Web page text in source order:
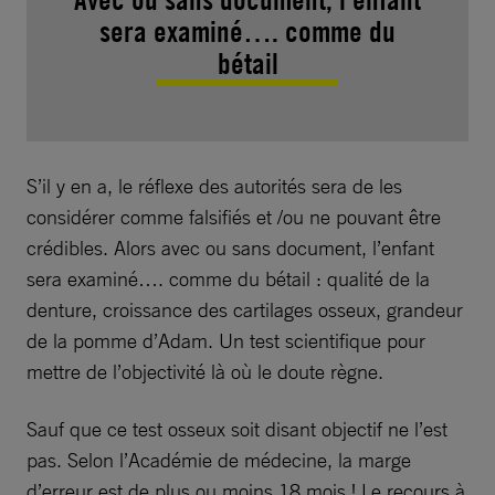
sera examiné…. comme du
bétail
S’il y en a, le réflexe des autorités sera de les
considérer comme falsifiés et /ou ne pouvant être
crédibles. Alors avec ou sans document, l’enfant
sera examiné…. comme du bétail : qualité de la
denture, croissance des cartilages osseux, grandeur
de la pomme d’Adam. Un test scientifique pour
mettre de l’objectivité là où le doute règne.
Sauf que ce test osseux soit disant objectif ne l’est
pas. Selon l’Académie de médecine, la marge